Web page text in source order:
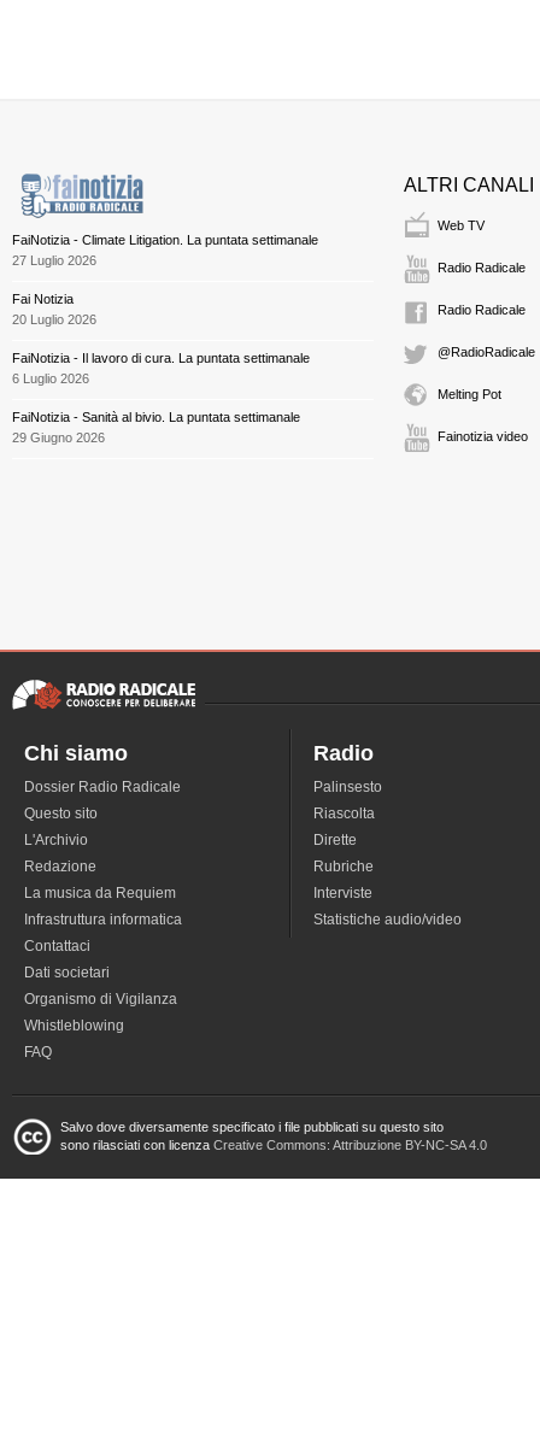
FaiNotizia - Climate Litigation. La puntata settimanale
27 Luglio 2026
Fai Notizia
20 Luglio 2026
FaiNotizia - Il lavoro di cura. La puntata settimanale
6 Luglio 2026
FaiNotizia - Sanità al bivio. La puntata settimanale
29 Giugno 2026
ALTRI CANALI
Web TV
Radio Radicale
Radio Radicale
@RadioRadicale
Melting Pot
Fainotizia video
Chi siamo
Dossier Radio Radicale
Questo sito
L'Archivio
Redazione
La musica da Requiem
Infrastruttura informatica
Contattaci
Dati societari
Organismo di Vigilanza
Whistleblowing
FAQ
Radio
Palinsesto
Riascolta
Dirette
Rubriche
Interviste
Statistiche audio/video
Salvo dove diversamente specificato i file pubblicati su questo sito
sono rilasciati con licenza Creative Commons: Attribuzione BY-NC-SA 4.0